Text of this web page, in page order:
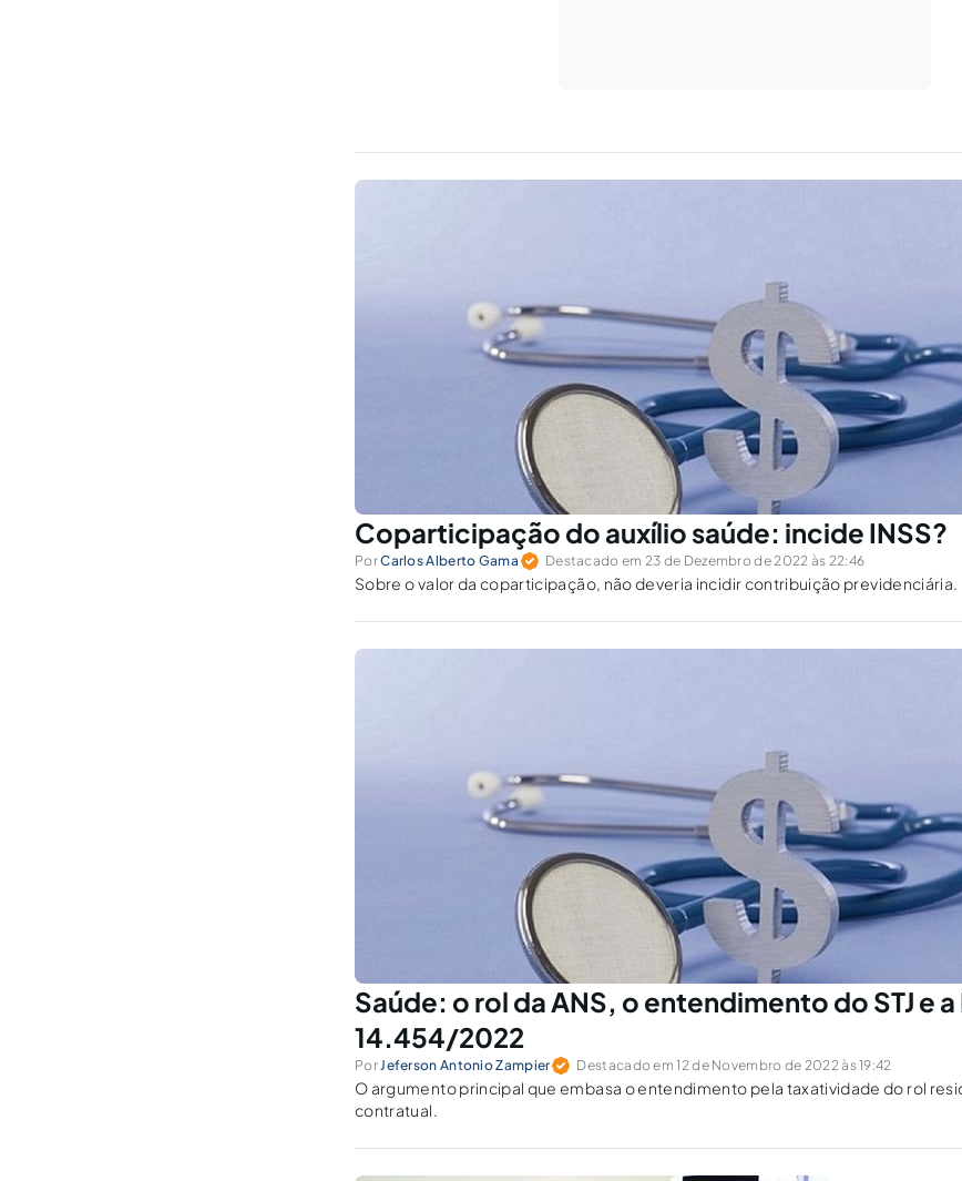
Coparticipação do auxílio saúde: incide INSS?
PorCarlos Alberto Gama Destacado em 23 de Dezembro de 2022 às 22:46
Sobre o valor da coparticipação, não deveria incidir contribuição previdenciária.
Saúde: o rol da ANS, o entendimento do STJ e a
14.454/2022
PorJeferson Antonio Zampier Destacado em 12 de Novembro de 2022 às 19:42
O argumento principal que embasa o entendimento pela taxatividade do rol
contratual.